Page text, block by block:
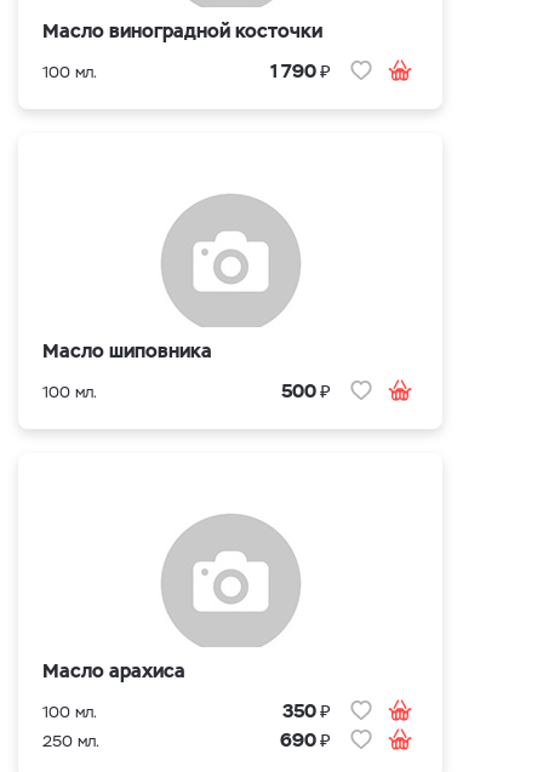
Масло виноградной косточки
100 мл. 1 790₽
Масло шиповника
100 мл. 500₽
Масло арахиса
100 мл. 350₽
250 мл. 690₽